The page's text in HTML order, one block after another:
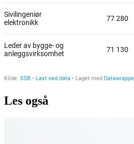
Les også